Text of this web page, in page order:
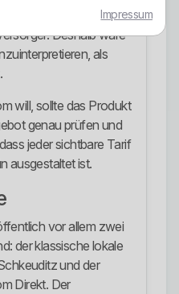
Ökostromtarif in den
Deshalb wäre
als
will, sollte das Produkt
genau prüfen und
jeder sichtbare Tarif
ausgestaltet ist.
vor allem zwei
der klassische lokale
und der
Direkt. Der
Impressum